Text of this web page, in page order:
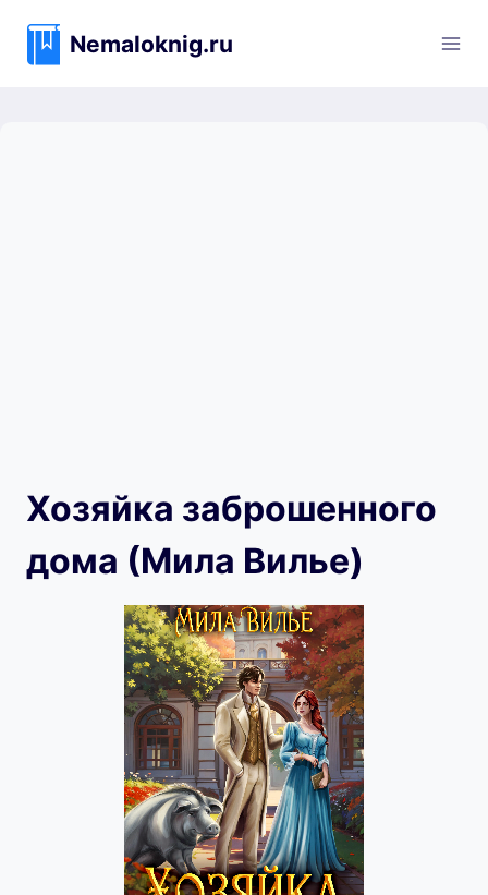
содержимому
Nemaloknig.ru
Хозяйка заброшенного
дома (Мила Вилье)